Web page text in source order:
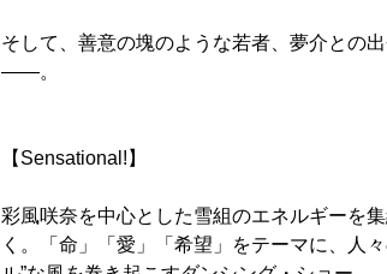
そして、善意の塊のような若者、夢介との
――。
【Sensational!】
彩風咲奈を中心とした雪組のエネルギーを
く。「命」「愛」「希望」をテーマに、人